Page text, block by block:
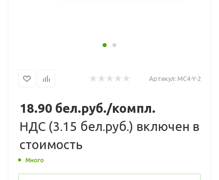
Артикул: MC4-Y-2
18.90 бел.руб./компл.
НДС (3.15 бел.руб.) включен в
стоимость
Много